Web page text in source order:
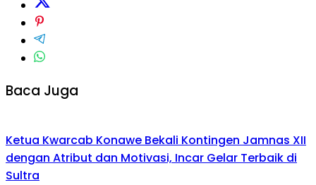
Baca Juga
Ketua Kwarcab Konawe Bekali Kontingen Jamnas XII
dengan Atribut dan Motivasi, Incar Gelar Terbaik di
Sultra